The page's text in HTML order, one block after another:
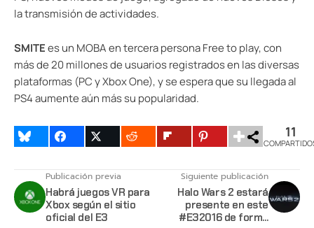
la transmisión de actividades.
SMITEes un MOBA en tercera persona Free to play, con
más de 20 millones de usuarios registrados en las diversas
plataformas (PC y Xbox One), y se espera que su llegada al
PS4 aumente aún más su popularidad.
11
Publicación previa
Habrá juegos VR para
Xbox según el sitio
oficial del E3
Siguiente publicación
Halo Wars 2 estará
presente en este
#E32016 de forma